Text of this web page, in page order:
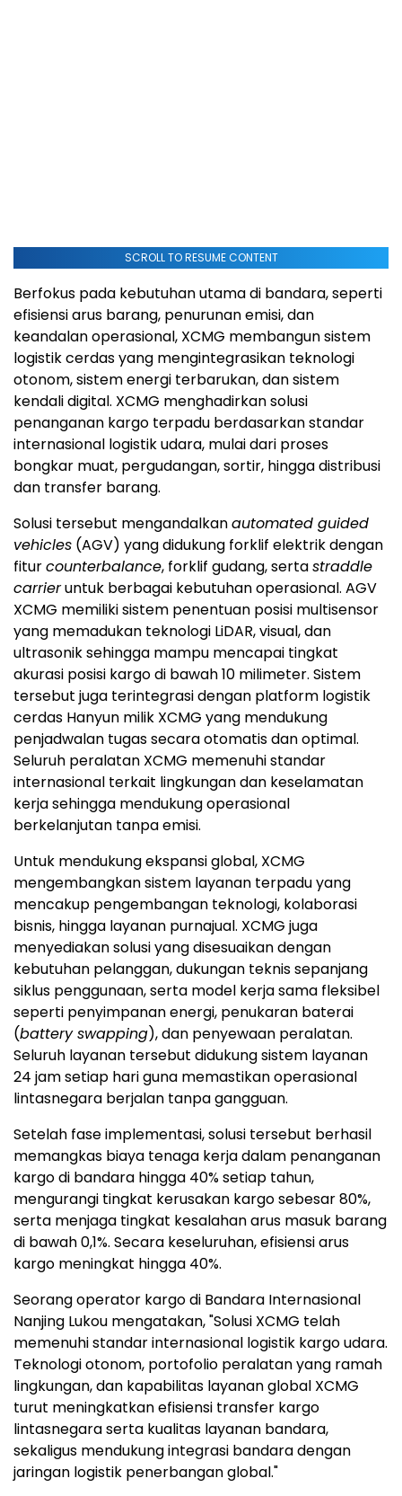
SCROLL TO RESUME CONTENT
Berfokus pada kebutuhan utama di bandara, seperti
efisiensi arus barang, penurunan emisi, dan
keandalan operasional, XCMG membangun sistem
logistik cerdas yang mengintegrasikan teknologi
otonom, sistem energi terbarukan, dan sistem
kendali digital. XCMG menghadirkan solusi
penanganan kargo terpadu berdasarkan standar
internasional logistik udara, mulai dari proses
bongkar muat, pergudangan, sortir, hingga distribusi
dan transfer barang.
Solusi tersebut mengandalkanautomated guided
vehicles (AGV) yang didukung forklif elektrik dengan
fiturcounterbalance, forklif gudang, sertastraddle
carrieruntuk berbagai kebutuhan operasional. AGV
XCMG memiliki sistem penentuan posisi multisensor
yang memadukan teknologi LiDAR, visual, dan
ultrasonik sehingga mampu mencapai tingkat
akurasi posisi kargo di bawah 10 milimeter. Sistem
tersebut juga terintegrasi dengan platform logistik
cerdas Hanyun milik XCMG yang mendukung
penjadwalan tugas secara otomatis dan optimal.
Seluruh peralatan XCMG memenuhi standar
internasional terkait lingkungan dan keselamatan
kerja sehingga mendukung operasional
berkelanjutan tanpa emisi.
Untuk mendukung ekspansi global, XCMG
mengembangkan sistem layanan terpadu yang
mencakup pengembangan teknologi, kolaborasi
bisnis, hingga layanan purnajual. XCMG juga
menyediakan solusi yang disesuaikan dengan
kebutuhan pelanggan, dukungan teknis sepanjang
siklus penggunaan, serta model kerja sama fleksibel
seperti penyimpanan energi, penukaran baterai
(battery swapping), dan penyewaan peralatan.
Seluruh layanan tersebut didukung sistem layanan
24 jam setiap hari guna memastikan operasional
lintasnegara berjalan tanpa gangguan.
Setelah fase implementasi, solusi tersebut berhasil
memangkas biaya tenaga kerja dalam penanganan
kargo di bandara hingga 40% setiap tahun,
mengurangi tingkat kerusakan kargo sebesar 80%,
serta menjaga tingkat kesalahan arus masuk barang
di bawah 0,1%. Secara keseluruhan, efisiensi arus
kargo meningkat hingga 40%.
Seorang operator kargo di Bandara Internasional
Nanjing Lukou mengatakan, "Solusi XCMG telah
memenuhi standar internasional logistik kargo udara.
Teknologi otonom, portofolio peralatan yang ramah
lingkungan, dan kapabilitas layanan global XCMG
turut meningkatkan efisiensi transfer kargo
lintasnegara serta kualitas layanan bandara,
sekaligus mendukung integrasi bandara dengan
jaringan logistik penerbangan global."